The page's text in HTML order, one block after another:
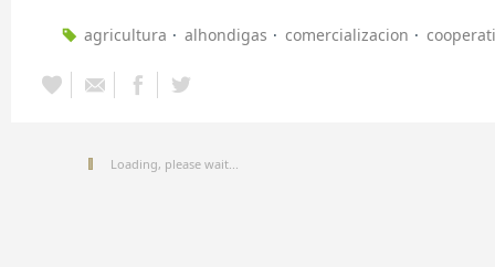
agricultura alhondigas comercializacion
Loading, please wait...